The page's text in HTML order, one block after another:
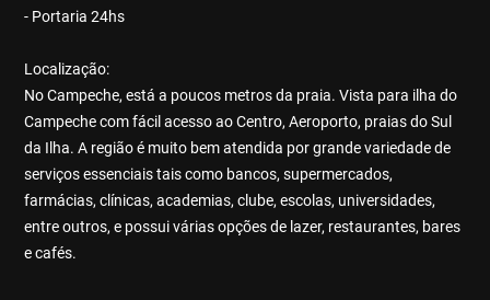
- Portaria 24hs
Localização:
No Campeche, está a poucos metros da praia. Vista para ilha do
Campeche com fácil acesso ao Centro, Aeroporto, praias do Sul
da Ilha. A região é muito bem atendida por grande variedade de
serviços essenciais tais como bancos, supermercados,
farmácias, clínicas, academias, clube, escolas, universidades,
entre outros, e possui várias opções de lazer, restaurantes, bares
e cafés.